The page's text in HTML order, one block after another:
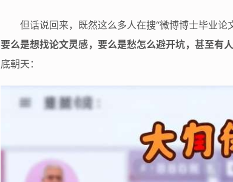
但话说回来，既然这么多人在搜“微博博士毕业
要么是想找论文灵感，要么是愁怎么避开坑，甚至有
底朝天：